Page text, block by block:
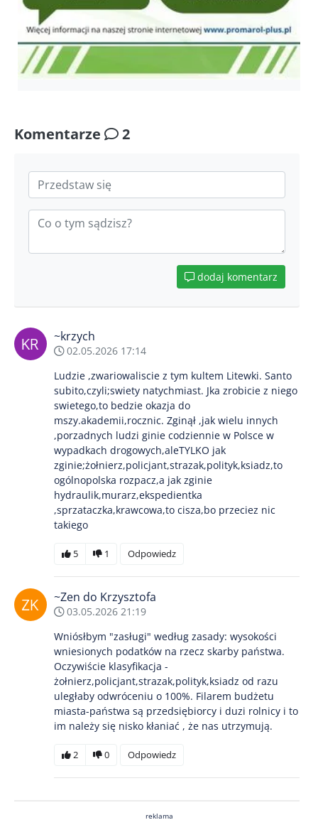
Komentarze 2
dodaj komentarz
~krzych
02.05.2026 17:14
Ludzie ,zwariowaliscie z tym kultem Litewki. Santo
subito,czyli;swiety natychmiast. Jka zrobicie z niego
swietego,to bedzie okazja do
mszy.akademii,rocznic. Zginął ,jak wielu innych
,porzadnych ludzi ginie codziennie w Polsce w
wypadkach drogowych,aleTYLKO jak
zginie;żołnierz,policjant,strazak,polityk,ksiadz,to
ogólnopolska rozpacz,a jak zginie
hydraulik,murarz,ekspedientka
,sprzataczka,krawcowa,to cisza,bo przeciez nic
takiego
5 1 Odpowiedz
~Zen do Krzysztofa
03.05.2026 21:19
Wniósłbym "zasługi" według zasady: wysokości
wniesionych podatków na rzecz skarby państwa.
Oczywiście klasyfikacja -
żołnierz,policjant,strazak,polityk,ksiadz od razu
uległaby odwróceniu o 100%. Filarem budżetu
miasta-państwa są przedsiębiorcy i duzi rolnicy i to
im należy się nisko kłaniać , że nas utrzymują.
2 0 Odpowiedz
reklama